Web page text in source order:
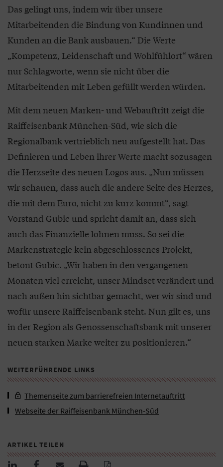
Das gelingt uns, indem wir über unsere
Mitarbeitenden die Bindung von Kundinnen und
Kunden an die Bank ausbauen.“ Die Werte
„Kompetenz, Leidenschaft und Wohlfühlort“ wären
nur Schlagworte, wenn sie nicht über die
Mitarbeitenden mit Leben gefüllt werden würden.
Mit dem neuen Marken- und Webauftritt zeigt die
Raiffeisenbank München-Süd, wie sich die
Regionalbank vertrieblich neu aufgestellt hat. Das
Definieren und Leben ihrer Werte macht sozusagen
die Herzseite des neuen Logos aus. „Nun müssen
wir schauen, dass auch die andere Seite des Herzes,
die mit dem Euro, nicht zu kurz kommt“, sagt
Vorstand Gubic und spricht damit an, dass sich
auch das Finanzielle lohnen muss. So sei die
Markenstrategie kein abgeschlossenes Projekt,
betont Gubic. „Wir haben in den vergangenen
Monaten viel erreicht, unser Mindset verändert und
nach außen hin sichtbar gemacht, wer wir sind und
wofür unsere Raiffeisenbank steht. Nun gilt es, uns
in der Region als Genossenschaftsbank mit unserer
neuen starken Marke weiter zu positionieren.“
WEITERFÜHRENDE LINKS
Themenseite zum barrierefreien Internetauftritt
Webseite der Raiffeisenbank München-Süd
ARTIKEL TEILEN